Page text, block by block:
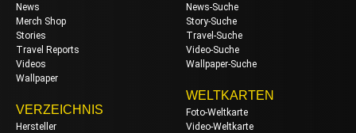
News
Merch Shop
Stories
Travel Reports
Videos
Wallpaper
VERZEICHNIS
Hersteller
News-Suche
Story-Suche
Travel-Suche
Video-Suche
Wallpaper-Suche
WELTKARTEN
Foto-Weltkarte
Video-Weltkarte